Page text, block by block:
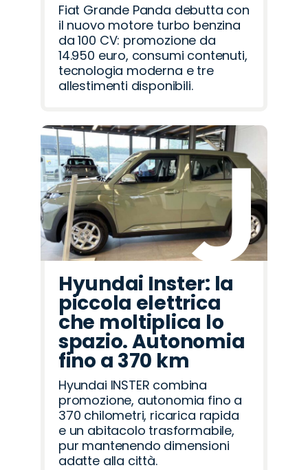
Fiat Grande Panda debutta con
il nuovo motore turbo benzina
da 100 CV: promozione da
14.950 euro, consumi contenuti,
tecnologia moderna e tre
allestimenti disponibili.
Hyundai Inster: la
piccola elettrica
che moltiplica lo
spazio. Autonomia
fino a 370 km
Hyundai INSTER combina
promozione, autonomia fino a
370 chilometri, ricarica rapida
e un abitacolo trasformabile,
pur mantenendo dimensioni
adatte alla città.